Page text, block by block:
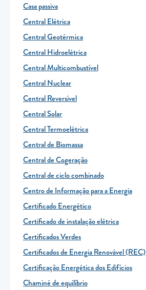
Casa passiva
Central Elétrica
Central Geotérmica
Central Hidroelétrica
Central Multicombustível
Central Nuclear
Central Reversível
Central Solar
Central Termoelétrica
Central de Biomassa
Central de Cogeração
Central de ciclo combinado
Centro de Informação para a Energia
Certificado Energético
Certificado de instalação elétrica
Certificados Verdes
Certificados de Energia Renovável (REC)
Certificação Energética dos Edifícios
Chaminé de equilíbrio